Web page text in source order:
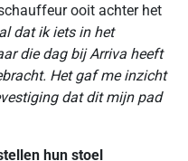
ooit achter het
dat ik iets in het
die dag bij Arriva heeft
Het gaf me inzicht
dat dit mijn pad
hun stoel